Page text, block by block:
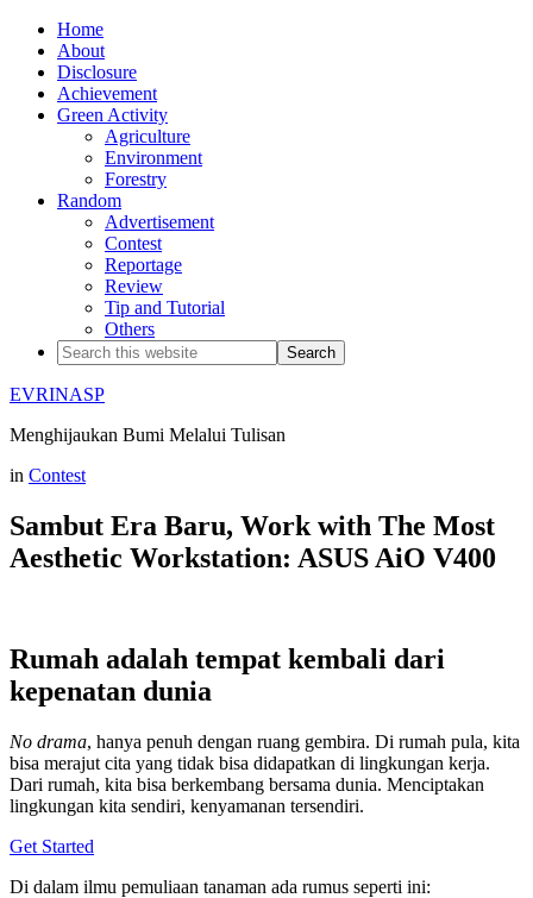
Home
About
Disclosure
Achievement
Green Activity
Agriculture
Environment
Forestry
Random
Advertisement
Contest
Reportage
Review
Tip and Tutorial
Others
EVRINASP
Menghijaukan Bumi Melalui Tulisan
in Contest
Sambut Era Baru, Work with The Most
Aesthetic Workstation: ASUS AiO V400
Rumah adalah tempat kembali dari
kepenatan dunia
No drama, hanya penuh dengan ruang gembira. Di rumah pula, kita
bisa merajut cita yang tidak bisa didapatkan di lingkungan kerja.
Dari rumah, kita bisa berkembang bersama dunia. Menciptakan
lingkungan kita sendiri, kenyamanan tersendiri.
Get Started
Di dalam ilmu pemuliaan tanaman ada rumus seperti ini: